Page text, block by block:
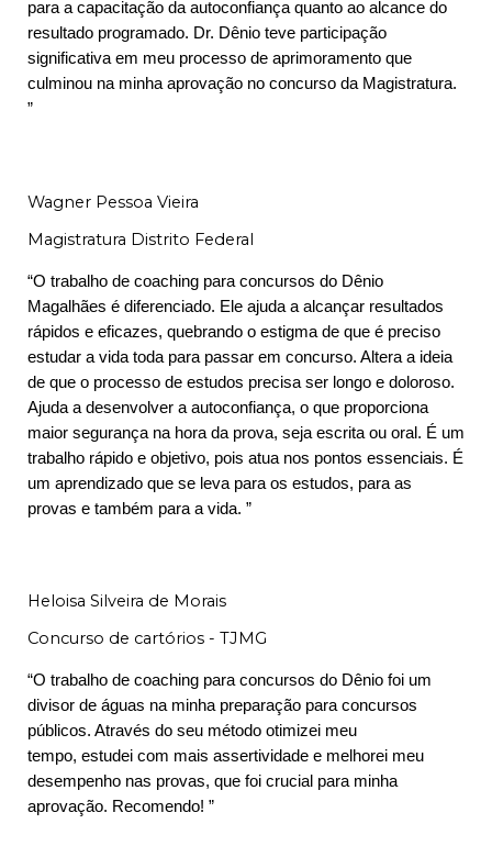
para a capacitação da autoconfiança quanto ao alcance do
resultado programado. Dr. Dênio teve participação
significativa em meu processo de aprimoramento que
culminou na minha aprovação no concurso da Magistratura.
”
Wagner Pessoa Vieira
Magistratura Distrito Federal
“O trabalho de coaching para concursos do Dênio
Magalhães é diferenciado. Ele ajuda a alcançar resultados
rápidos e eficazes, quebrando o estigma de que é preciso
estudar a vida toda para passar em concurso. Altera a ideia
de que o processo de estudos precisa ser longo e doloroso.
Ajuda a desenvolver a autoconfiança, o que proporciona
maior segurança na hora da prova, seja escrita ou oral. É um
trabalho rápido e objetivo, pois atua nos pontos essenciais. É
um aprendizado que se leva para os estudos, para as
provas e também para a vida. ”
Heloisa Silveira de Morais
Concurso de cartórios - TJMG
“O trabalho de coaching para concursos do Dênio foi um
divisor de águas na minha preparação para concursos
públicos. Através do seu método otimizei meu
tempo, estudei com mais assertividade e melhorei meu
desempenho nas provas, que foi crucial para minha
aprovação. Recomendo! ”